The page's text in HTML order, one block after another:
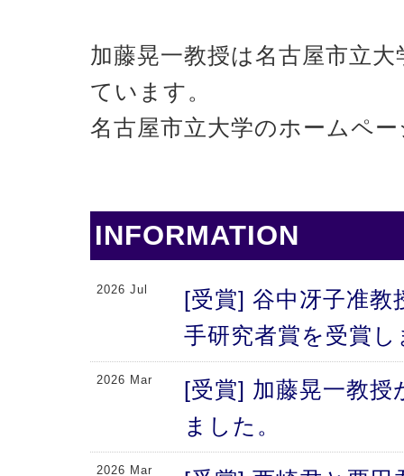
加藤晃一教授は名古屋市立
ています。
名古屋市立大学のホームペ
INFORMATION
2026 Jul
[受賞] 谷中冴子准教
手研究者賞を受賞
2026 Mar
[受賞] 加藤晃一教授
ました。
2026 Mar